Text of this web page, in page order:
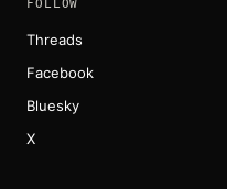
FOLLOW
Threads
Facebook
Bluesky
X